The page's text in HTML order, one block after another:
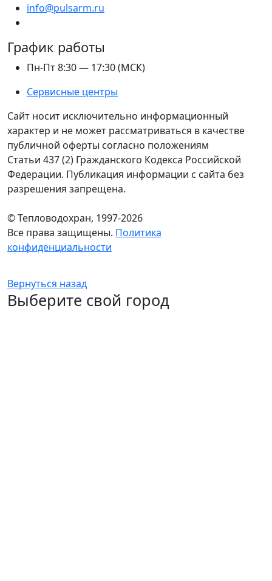
info@pulsarm.ru
График работы
Пн-Пт 8:30 — 17:30 (МСК)
Сервисные центры
Сайт носит исключительно информационный
характер и не может рассматриваться в качестве
публичной оферты согласно положениям
Статьи 437 (2) Гражданского Кодекса Российской
Федерации. Публикация информации с сайта без
разрешения запрещена.
© Тепловодохран, 1997-2026
Все права защищены. Политика
конфиденциальности
Вернуться назад
Выберите свой город